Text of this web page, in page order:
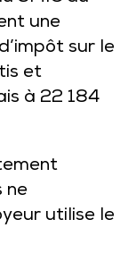
une
sur le
et
à 22 184
ne
utilise le